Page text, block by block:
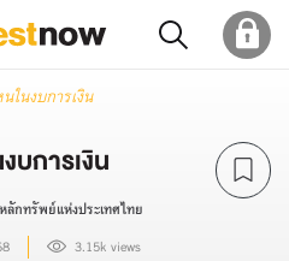
ในงบการเงิน
บการเงิน
กทรัพย์แห่งประเทศไทย
3.15k views